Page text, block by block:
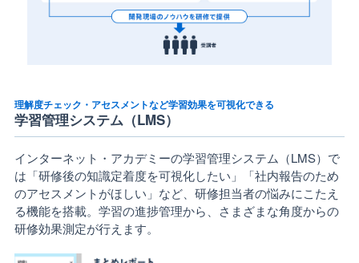
理解度チェック・アセスメントなど学習効果を可視化できる
学習管理システム（LMS）
インターネット・アカデミーの学習管理システム（LMS）で
は「研修後の知識定着度を可視化したい」「社内報告のため
のアセスメントがほしい」など、研修担当者の悩みにこたえ
る機能を搭載。学習の進捗管理から、さまざまな角度からの
研修効果測定が行えます。